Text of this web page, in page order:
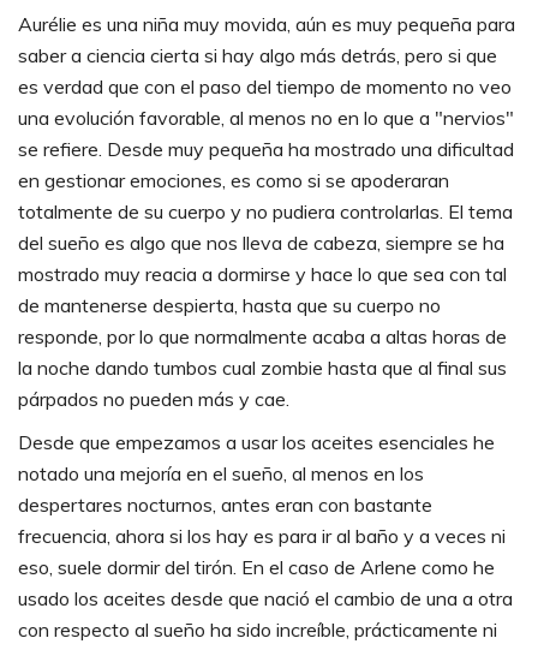
Aurélie es una niña muy movida, aún es muy pequeña para
saber a ciencia cierta si hay algo más detrás, pero si que
es verdad que con el paso del tiempo de momento no veo
una evolución favorable, al menos no en lo que a "nervios"
se refiere. Desde muy pequeña ha mostrado una dificultad
en gestionar emociones, es como si se apoderaran
totalmente de su cuerpo y no pudiera controlarlas. El tema
del sueño es algo que nos lleva de cabeza, siempre se ha
mostrado muy reacia a dormirse y hace lo que sea con tal
de mantenerse despierta, hasta que su cuerpo no
responde, por lo que normalmente acaba a altas horas de
la noche dando tumbos cual zombie hasta que al final sus
párpados no pueden más y cae.
Desde que empezamos a usar los aceites esenciales he
notado una mejoría en el sueño, al menos en los
despertares nocturnos, antes eran con bastante
frecuencia, ahora si los hay es para ir al baño y a veces ni
eso, suele dormir del tirón. En el caso de Arlene como he
usado los aceites desde que nació el cambio de una a otra
con respecto al sueño ha sido increíble, prácticamente ni